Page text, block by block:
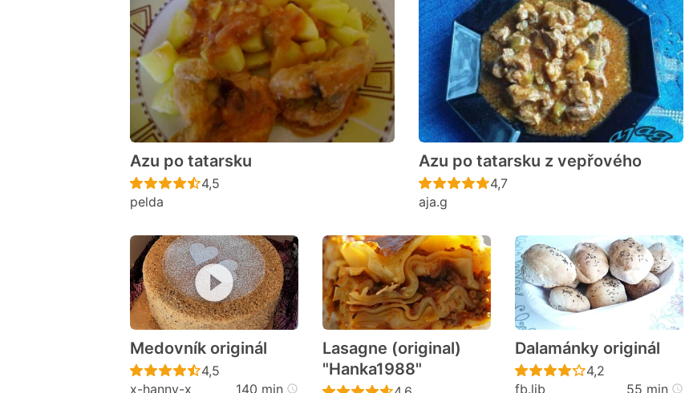
Azu po tatarsku
Recept ještě nebyl hodnocen
4,5
pelda
Azu po tatarsku z vepřového
Recept ještě nebyl hodnocen
4,7
aja.g
Medovník originál
Recept ještě nebyl hodnocen
4,5
x-hanny-x
140 min
Lasagne (original)
"Hanka1988"
Dalamánky originál
Recept ještě
4,2
fb.lib
55 min